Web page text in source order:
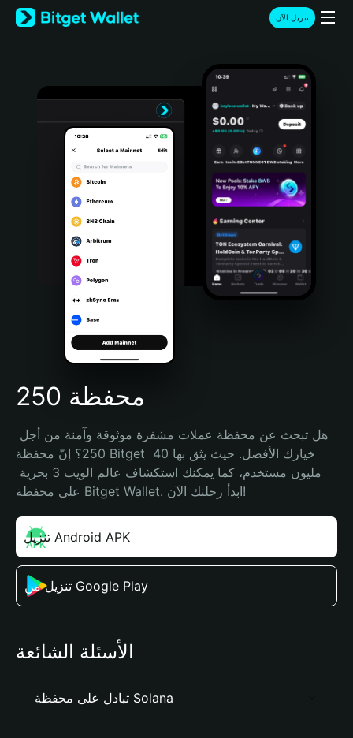
English
日本語
Türkçe
Português (Portugal)
Bahasa Indonesia
Português (Brasil)
Español (Argentina)
تنزيل الآن
محفظة 250
250؟ إنّ محفظة Bitget خيارك الأفضل. حيث يثق بها 40
على محفظة Bitget Wallet. ابدأ رحلتك الآن!
تنزيل Android APK
تنزيل من Google Play
الأسئلة الشائعة
تبادل على محفظة Solana